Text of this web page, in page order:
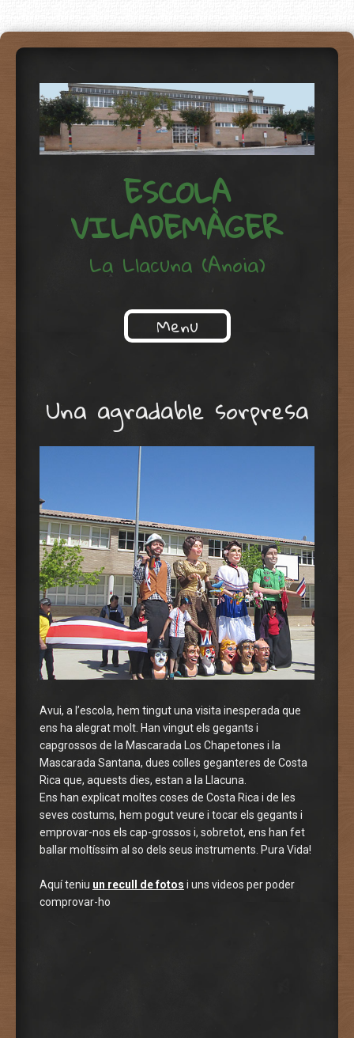
ESCOLA
VILADEMÀGER
La Llacuna (Anoia)
Menu
Una agradable sorpresa
Avui, a l’escola, hem tingut una visita inesperada que
ens ha alegrat molt. Han vingut els gegants i
capgrossos de la Mascarada Los Chapetones i la
Mascarada Santana, dues colles geganteres de Costa
Rica que, aquests dies, estan a la Llacuna.
Ens han explicat moltes coses de Costa Rica i de les
seves costums, hem pogut veure i tocar els gegants i
emprovar-nos els cap-grossos i, sobretot, ens han fet
ballar moltíssim al so dels seus instruments. Pura Vida!
Aquí teniu un recull de fotos i uns videos per poder
comprovar-ho